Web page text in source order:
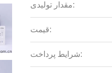
مقدار تولیدی:
قیمت:
شرایط پرداخت: